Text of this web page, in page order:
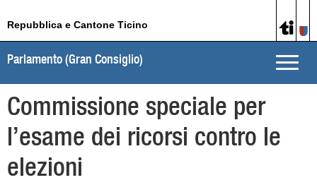
Repubblica e Cantone Ticino
Toggle
Parlamento (Gran Consiglio)
Commissione speciale per
l’esame dei ricorsi contro le
elezioni